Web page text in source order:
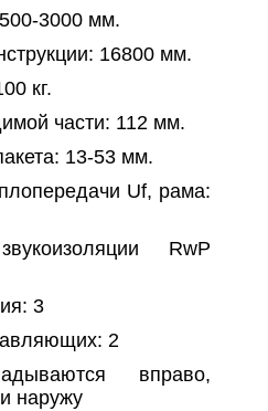
3000 мм.
16800 мм.
кг.
части: 112 мм.
13-53 мм.
Uf, рама:
RwP
3
2
вправо,
наружу